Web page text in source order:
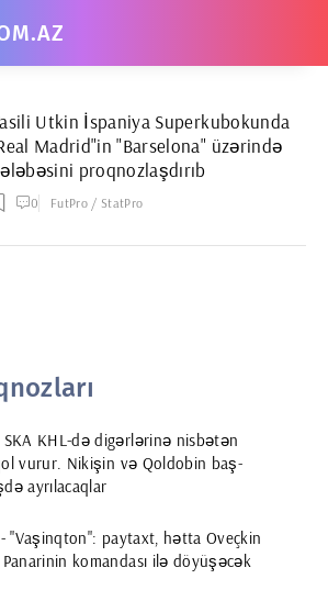
Utkin İspaniya Superkubokunda
Madrid"in "Barselona" üzərində
proqnozlaşdırıb
0 FutPro / StatPro
KHL-də digərlərinə nisbətən
vurur. Nikişin və Qoldobin baş-
ayrılacaqlar
- "Vaşinqton": paytaxt, hətta Oveçkin
komandası ilə döyüşəcək